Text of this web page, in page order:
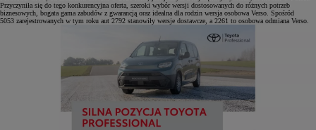
Przyczyniła się do tego konkurencyjna oferta, szeroki wybór wersji dostosowanych do różnych potrzeb
biznesowych, bogata gama zabudów z gwarancją oraz idealna dla rodzin wersja osobowa Verso. Spośród
5053 zarejestrowanych w tym roku aut 2792 stanowiły wersje dostawcze, a 2261 to osobowa odmiana Verso.